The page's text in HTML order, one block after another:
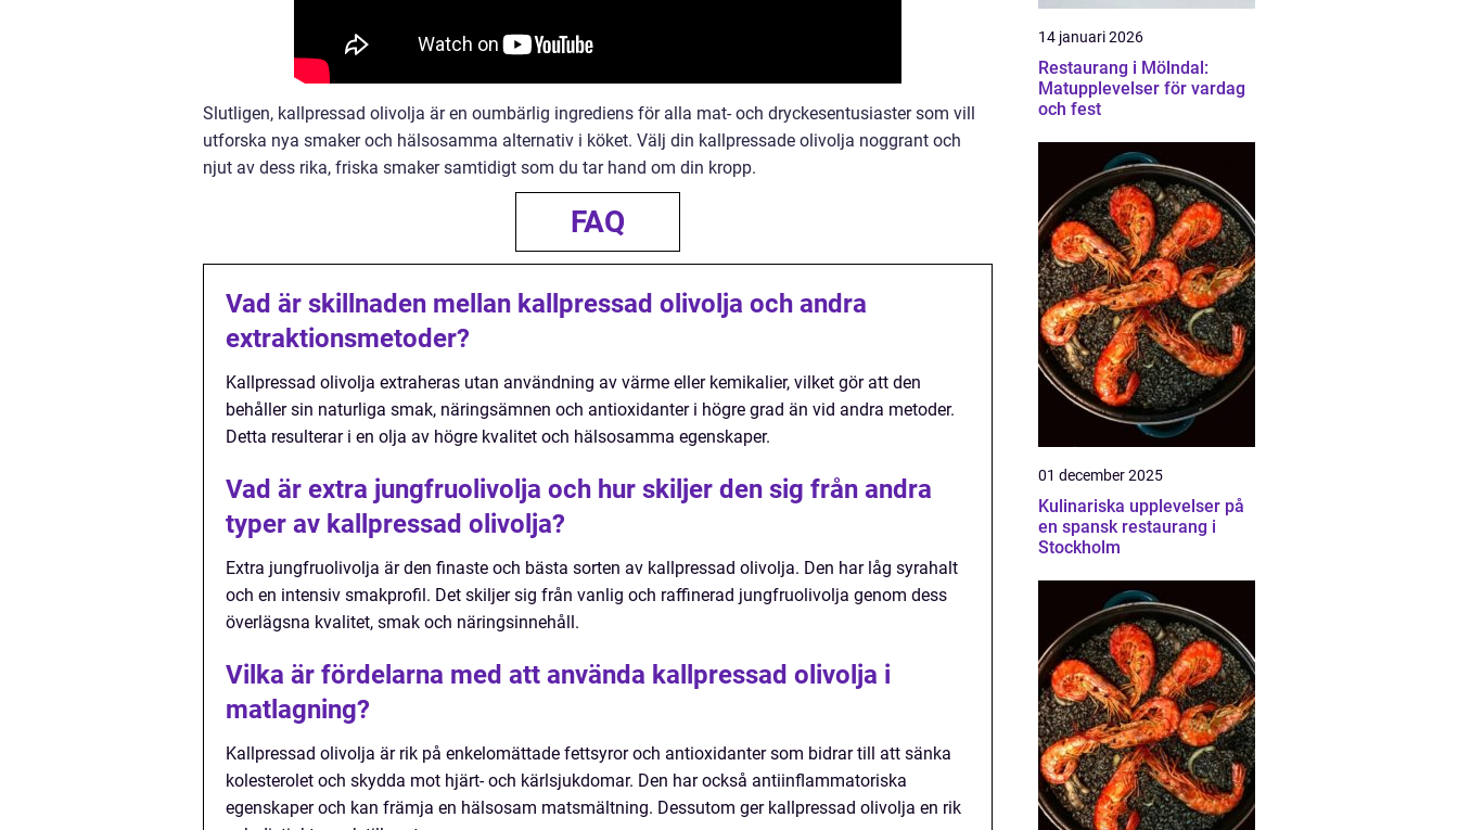
Slutligen, kallpressad olivolja är en oumbärlig ingrediens för alla mat- och dryckesentusiaster som vill
utforska nya smaker och hälsosamma alternativ i köket. Välj din kallpressade olivolja noggrant och
njut av dess rika, friska smaker samtidigt som du tar hand om din kropp.
FAQ
Vad är skillnaden mellan kallpressad olivolja och andra
extraktionsmetoder?
Kallpressad olivolja extraheras utan användning av värme eller kemikalier, vilket gör att den
behåller sin naturliga smak, näringsämnen och antioxidanter i högre grad än vid andra metoder.
Detta resulterar i en olja av högre kvalitet och hälsosamma egenskaper.
Vad är extra jungfruolivolja och hur skiljer den sig från andra
typer av kallpressad olivolja?
Extra jungfruolivolja är den finaste och bästa sorten av kallpressad olivolja. Den har låg syrahalt
och en intensiv smakprofil. Det skiljer sig från vanlig och raffinerad jungfruolivolja genom dess
överlägsna kvalitet, smak och näringsinnehåll.
Vilka är fördelarna med att använda kallpressad olivolja i
matlagning?
Kallpressad olivolja är rik på enkelomättade fettsyror och antioxidanter som bidrar till att sänka
kolesterolet och skydda mot hjärt- och kärlsjukdomar. Den har också antiinflammatoriska
egenskaper och kan främja en hälsosam matsmältning. Dessutom ger kallpressad olivolja en rik
14 januari 2026
Restaurang i Mölndal:
Matupplevelser för vardag
och fest
01 december 2025
Kulinariska upplevelser på
en spansk restaurang i
Stockholm